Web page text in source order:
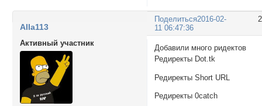
Поделиться2016-02-
11 06:47:36
Alla113
Активный участник
Добавили много ридектов
Редиректы Dot.tk
Редиректы Short URL
Редиректы 0catch